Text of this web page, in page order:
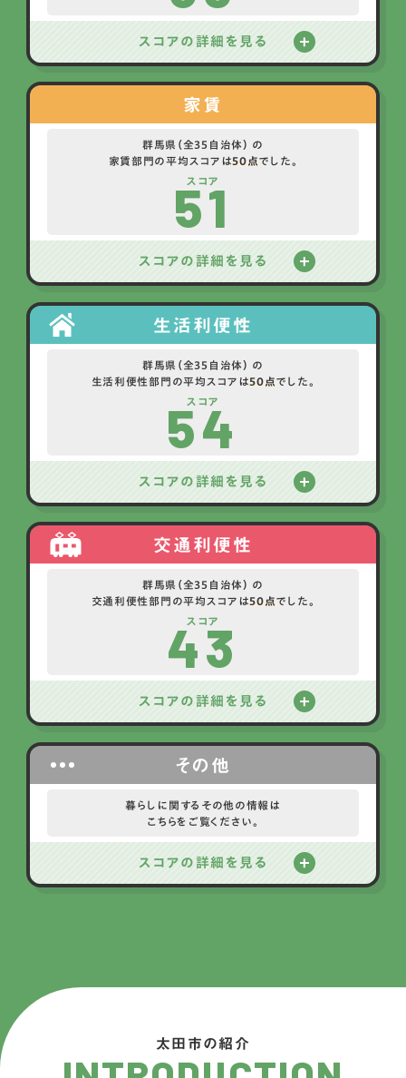
スコアの詳細を見る
家賃
群馬県（全35自治体） の
家賃部門の平均スコアは50点でした。
スコア
51
スコアの詳細を見る
生活利便性
群馬県（全35自治体） の
生活利便性部門の平均スコアは50点でした。
スコア
54
スコアの詳細を見る
交通利便性
群馬県（全35自治体） の
交通利便性部門の平均スコアは50点でした。
スコア
43
スコアの詳細を見る
その他
暮らしに関するその他の情報は
こちらをご覧ください。
スコアの詳細を見る
太田市の紹介